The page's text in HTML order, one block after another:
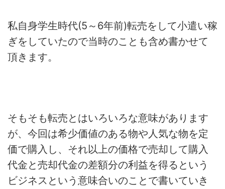
私自身学生時代(5～6年前)転売をして小遣い稼
ぎをしていたので当時のことも含め書かせて
頂きます。
そもそも転売とはいろいろな意味があります
が、今回は希少価値のある物や人気な物を定
価で購入し、それ以上の価格で売却して購入
代金と売却代金の差額分の利益を得るという
ビジネスという意味合いのことで書いていき